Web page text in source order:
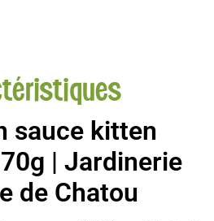
sauce kitten
| Jardinerie
de Chatou